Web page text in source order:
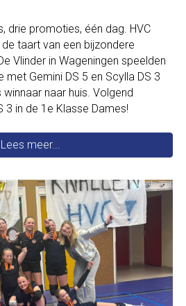
drie promoties, één dag. HVC
taart van een bijzondere
Vlinder in Wageningen speelden
met Gemini DS 5 en Scylla DS 3
naar huis. Volgend
3 in de 1e Klasse Dames!
Lees meer...